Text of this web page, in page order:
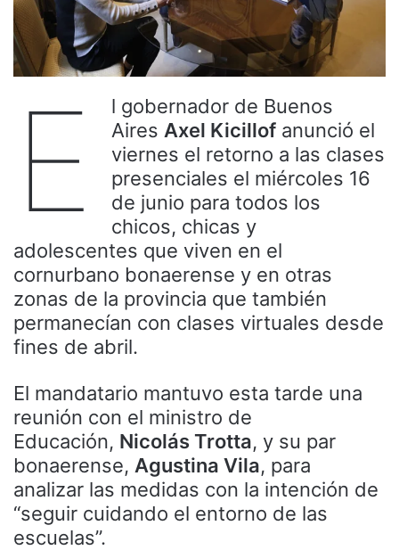
E
l gobernador de Buenos
Aires Axel Kicillof anunció el
viernes el retorno a las clases
presenciales el miércoles 16
de junio para todos los
chicos, chicas y
adolescentes que viven en el
cornurbano bonaerense y en otras
zonas de la provincia que también
permanecían con clases virtuales desde
fines de abril.
El mandatario mantuvo esta tarde una
reunión con el ministro de
Educación, Nicolás Trotta, y su par
bonaerense, Agustina Vila, para
analizar las medidas con la intención de
“seguir cuidando el entorno de las
escuelas”.